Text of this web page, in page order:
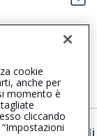
| Note legali
cookie
anche per
momento è
cliccando